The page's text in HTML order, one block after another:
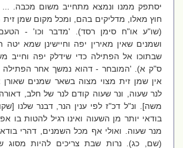
יסתפק ממנו ונמצא מתחייב משום מכבה. ...
חוץ מאלו, מדליקים בהם, ומכל מקום שמן זית
(שו"ע או"ח סימן רסד). 'מדבר וכו' - הטעם
ושמנים שאין מאירין יפה וחיישינן שמא יטה
שבתוכו אל הפתילה כדי שידלק יפה וחייב
ס"ק א). 'המובחר - דהוא נמשך אחר הפתילה
אין שמן זית מצוי מצוה בשאר שמנים שאורן
לנר שעוה, ונר שעוה קודם לנר של חלב, דאורה
משה]. ונ"ל דכ"ז לפי ענין הנר, דבנר שלנו
בודאי יותר מן השעוה ואינו רגיל להטות בו
מנר שעוה. ואולי אף מכל השמנים, דהרי
(שם, כג). נרות שבת צריכים להיות מסוג